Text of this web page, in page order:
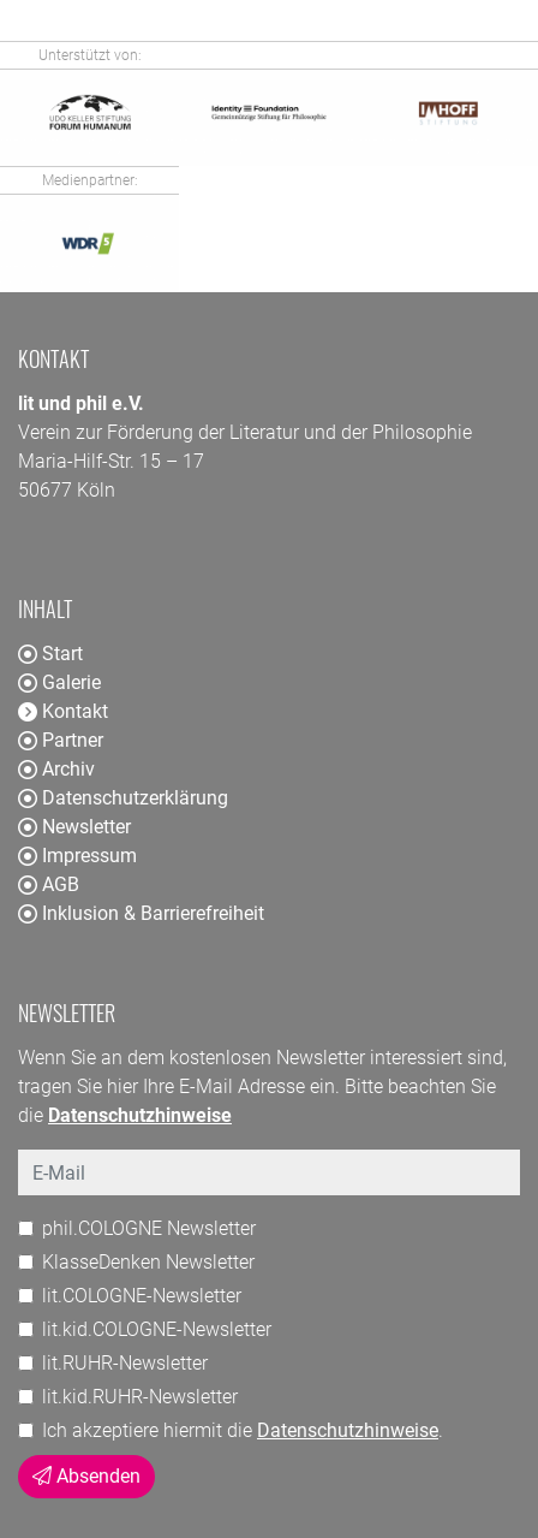
Unterstützt von:
Medienpartner:
KONTAKT
lit und phil e.V.
Verein zur Förderung der Literatur und der Philosophie
Maria-Hilf-Str. 15 – 17
50677 Köln
INHALT
Start
Galerie
Kontakt
Partner
Archiv
Datenschutzerklärung
Newsletter
Impressum
AGB
Inklusion & Barrierefreiheit
NEWSLETTER
Wenn Sie an dem kostenlosen Newsletter interessiert sind,
tragen Sie hier Ihre E-Mail Adresse ein. Bitte beachten Sie
die Datenschutzhinweise
Email
phil.COLOGNE Newsletter
KlasseDenken Newsletter
lit.COLOGNE-Newsletter
lit.kid.COLOGNE-Newsletter
lit.RUHR-Newsletter
lit.kid.RUHR-Newsletter
Ich akzeptiere hiermit die Datenschutzhinweise.
Absenden